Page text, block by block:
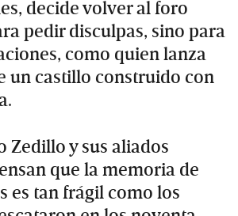
decide volver al foro
pedir disculpas, sino para
como quien lanza
un castillo construido con
Zedillo y sus aliados
que la memoria de
es tan frágil como los